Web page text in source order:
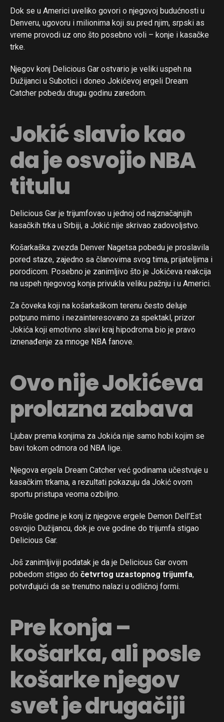
Dok se u Americi uveliko govori o njegovoj budućnosti u
Denveru, ugovoru i milionima koji su pred njim, srpski as
vreme provodi uz ono što posebno voli – konje i kasačke
trke.
Njegov konj Delicious Gar ostvario je veliki uspeh na
Dužijanci u Subotici i doneo Jokićevoj ergeli Dream
Catcher pobedu drugu godinu zaredom.
Jokić slavio kao
da je osvojio NBA
titulu
Delicious Gar je trijumfovao u jednoj od najznačajnijih
kasačkih trka u Srbiji, a Jokić nije skrivao zadovoljstvo.
Košarkaška zvezda Denver Nagetsa pobedu je proslavila
pored staze, zajedno sa članovima svog tima, prijateljima i
porodicom. Posebno je zanimljivo što je Jokićeva reakcija
na uspeh njegovog konja privukla veliku pažnju i u Americi.
Za čoveka koji na košarkaškom terenu često deluje
potpuno mirno i nezainteresovano za spektakl, prizor
Jokića koji emotivno slavi kraj hipodroma bio je pravo
iznenađenje za mnoge NBA fanove.
Ovo nije Jokićeva
prolazna zabava
Ljubav prema konjima za Jokića nije samo hobi kojim se
bavi tokom odmora od NBA lige.
Njegova ergela Dream Catcher već godinama učestvuje u
kasačkim trkama, a rezultati pokazuju da Jokić ovom
sportu pristupa veoma ozbiljno.
Prošle godine je konj iz njegove ergele Demon Dell’Est
osvojio Dužijancu, dok je ove godine do trijumfa stigao
Delicious Gar.
Još zanimljiviji podatak je da je Delicious Gar ovom
pobedom stigao do četvrtog uzastopnog trijumfa,
potvrđujući da se trenutno nalazi u odličnoj formi.
Pre konja –
košarka, ali posle
košarke njegov
svet je drugačiji